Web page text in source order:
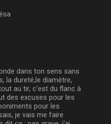
dans ton sens sans
la dureté,le diamètre,
au tir, c'est du flanc à
des excuses pour les
pour les
je vais me faire